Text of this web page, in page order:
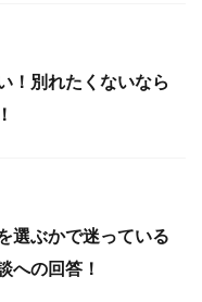
！別れたくないなら
選ぶかで迷っている
への回答！